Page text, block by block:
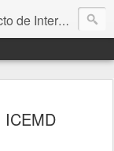
visto con mis propios ojos